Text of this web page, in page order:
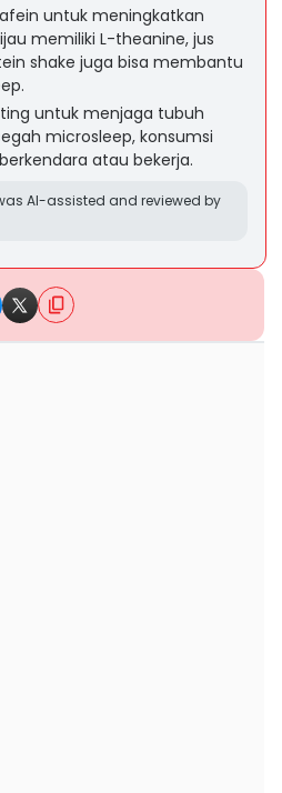
untuk meningkatkan
memiliki L-theanine, jus
shake juga bisa membantu
untuk menjaga tubuh
microsleep, konsumsi
atau bekerja.
AI-assisted and reviewed by